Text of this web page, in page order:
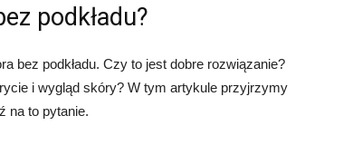
podkładu?
bez podkładu. Czy to jest dobre rozwiązanie?
i wygląd skóry? W tym artykule przyjrzymy
na to pytanie.